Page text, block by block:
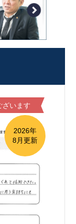
ざいます
2026年
8月更新